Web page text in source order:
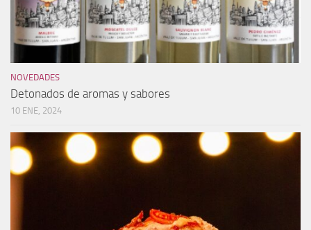
NOVEDADES
Detonados de aromas y sabores
10 ENE, 2024